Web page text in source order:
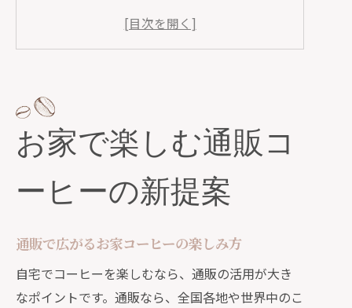
新しいコーヒー文化を通販で始めよう
コーヒー豆選びに迷うなら通販が便利
通販で見つかるおすすめコーヒー豆の
コーヒー豆専門店の通販利用ポイント
解説
通販で安い高品質コーヒー豆を探す方
お家で楽しむ通販コ
ーヒーの新提案
通販で広がるお家コーヒーの楽しみ方
自宅でコーヒーを楽しむなら、通販の活用が大き
なポイントです。通販なら、全国各地や世界中のこ